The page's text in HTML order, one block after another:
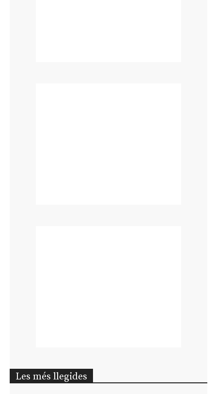
Les més llegides